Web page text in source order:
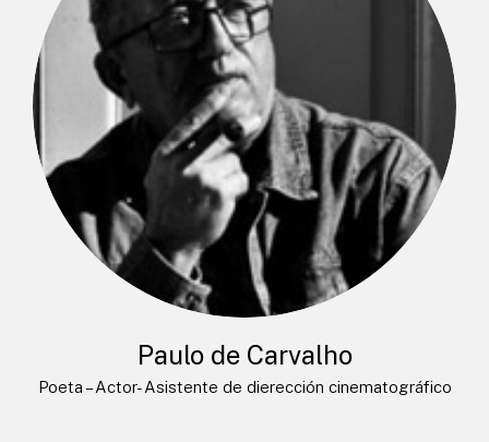
Paulo de Carvalho
Poeta – Actor- Asistente de dierección cinematográfico